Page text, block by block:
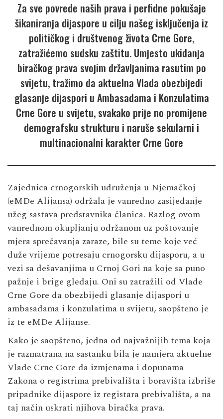
Za sve povrede naših prava i perfidne pokušaje
šikaniranja dijaspore u cilju našeg isključenja iz
političkog i društvenog života Crne Gore,
zatražićemo sudsku zaštitu. Umjesto ukidanja
biračkog prava svojim državljanima rasutim po
svijetu, tražimo da aktuelna Vlada obezbijedi
glasanje dijaspori u Ambasadama i Konzulatima
Crne Gore u svijetu, svakako prije no promijene
demografsku strukturu i naruše sekularni i
multinacionalni karakter Crne Gore
Zajednica crnogorskih udruženja u Njemačkoj
(eMDe Alijansa) održala je vanredno zasijedanje
užeg sastava predstavnika članica. Razlog ovom
vanrednom okupljanju održanom uz poštovanje
mjera sprečavanja zaraze, bile su teme koje već
duže vrijeme potresaju crnogorsku dijasporu, a u
vezi sa dešavanjima u Crnoj Gori na koje sa puno
pažnje i brige gledaju. Oni su zatražili od Vlade
Crne Gore da obezbijedi glasanje dijaspori u
ambasadama i konzulatima u svijetu, saopšteno je
iz te eMDe Alijanse.
Kako je saopšteno, jedna od najvažnijih tema koja
je razmatrana na sastanku bila je namjera aktuelne
Vlade Crne Gore da izmjenama i dopunama
Zakona o registrima prebivališta i boravišta izbriše
pripadnike dijaspore iz registara prebivališta, a na
taj način uskrati njihova biračka prava.